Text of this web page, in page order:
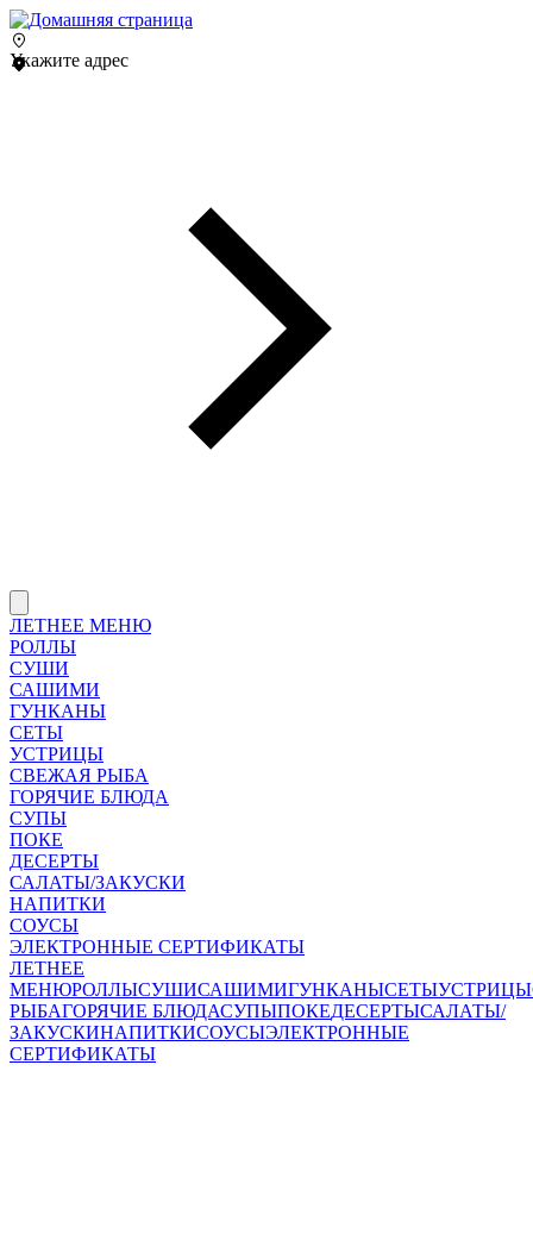
Укажите адрес
ЛЕТНЕЕ МЕНЮ
РОЛЛЫ
СУШИ
САШИМИ
ГУНКАНЫ
СЕТЫ
УСТРИЦЫ
СВЕЖАЯ РЫБА
ГОРЯЧИЕ БЛЮДА
СУПЫ
ПОКЕ
ДЕСЕРТЫ
САЛАТЫ/ЗАКУСКИ
НАПИТКИ
СОУСЫ
ЭЛЕКТРОННЫЕ СЕРТИФИКАТЫ
ЛЕТНЕЕ
МЕНЮРОЛЛЫСУШИСАШИМИГУНКАНЫСЕТЫУСТРИЦЫ
РЫБАГОРЯЧИЕ БЛЮДАСУПЫПОКЕДЕСЕРТЫСАЛАТЫ/
ЗАКУСКИНАПИТКИСОУСЫЭЛЕКТРОННЫЕ
СЕРТИФИКАТЫ